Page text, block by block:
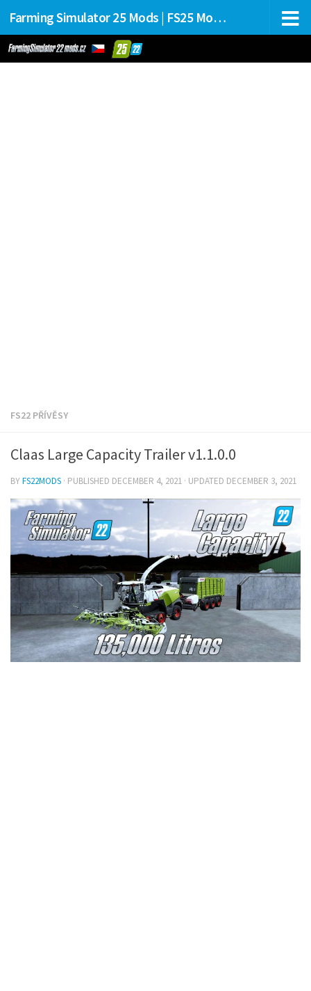
Farming Simulator 25 Mods | FS25 Mods Stahování
FS22 PŘÍVĚSY
Claas Large Capacity Trailer v1.1.0.0
BYFS22MODS · PUBLISHED DECEMBER 4, 2021 · UPDATED DECEMBER 3, 2021